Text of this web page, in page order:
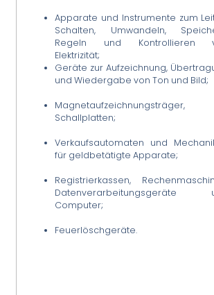
Apparate und Instrumente zum
Schalten, Umwandeln,
Regeln und Kontrollieren
Elektrizität;
Geräte zur Aufzeichnung,
und Wiedergabe von Ton und Bild;
Magnetaufzeichnungsträger,
Schallplatten;
Verkaufsautomaten und
für geldbetätigte Apparate;
Registrierkassen,
Datenverarbeitungsgeräte
Computer;
Feuerlöschgeräte.